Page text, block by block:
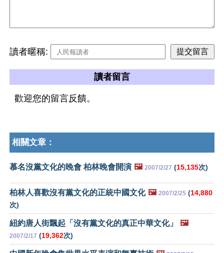
讀者暱稱:
讀者留言
歡迎您的留言反饋。
相關文章：
慕名沒黨文化的晚會 柏林晚會開演 🖼️ 2007/2/27 (15,135次)
柏林人喜歡沒有黨文化的正統中國文化 🖼️ 2007/2/25 (14,880
次)
紐約唐人街飄起「沒有黨文化的真正中華文化」 🖼️
2007/2/17 (19,362次)